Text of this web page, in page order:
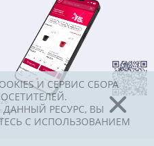
мкр.
И СЕРВИС СБОРА
РЕСУРС, ВЫ
С ИСПОЛЬЗОВАНИЕМ